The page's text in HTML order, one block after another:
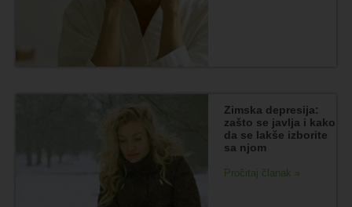
Zimska depresija:
zašto se javlja i kako
da se lakše izborite
sa njom
Pročitaj članak »